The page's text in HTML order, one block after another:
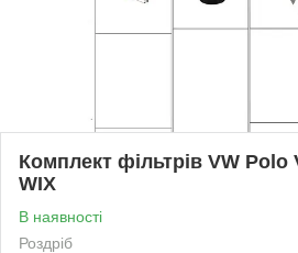
Комплект фільтрів VW Polo
WIX
В наявності
Роздріб